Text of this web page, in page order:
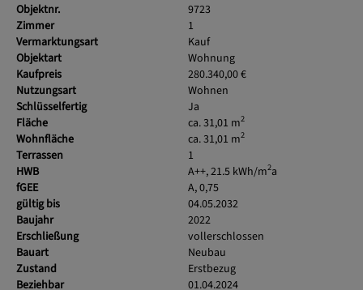
Objektnr.
9723
Zimmer
1
Vermarktungsart
Kauf
Objektart
Wohnung
Kaufpreis
280.340,00 €
Nutzungsart
Wohnen
Schlüsselfertig
Ja
Fläche
ca. 31,01 m2
Wohnfläche ca. 31,01 m2
Terrassen
1
HWB
A++, 21.5 kWh/m2a
fGEE
A, 0,75
gültig bis
04.05.2032
Baujahr
2022
Erschließung
vollerschlossen
Bauart
Neubau
Zustand
Erstbezug
Beziehbar
01.04.2024